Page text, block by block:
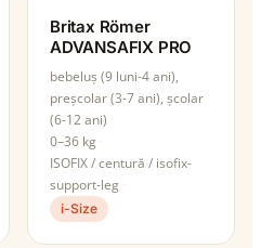
Britax Römer
ADVANSAFIX PRO
bebeluș (9 luni-4 ani),
preșcolar (3-7 ani), școlar
(6-12 ani)
0–36 kg
ISOFIX / centură / isofix-
support-leg
i-Size